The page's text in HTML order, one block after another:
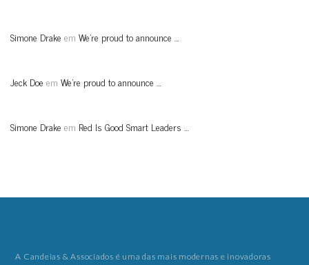
Simone Drake em We’re proud to announce …
Jeck Doe em We’re proud to announce …
Simone Drake em Red Is Good Smart Leaders …
A Candeias & Associados é uma das mais modernas e inovadoras